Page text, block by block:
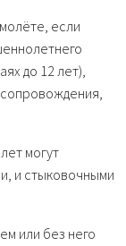
если
до 12 лет),
могут
и стыковочными
или без него